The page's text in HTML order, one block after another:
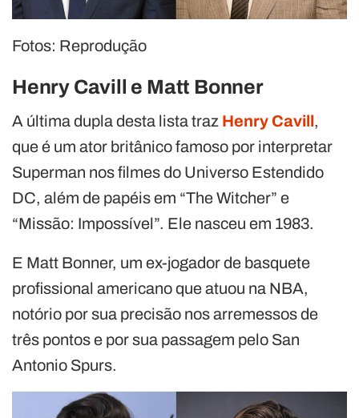
Fotos: Reprodução
Henry Cavill e Matt Bonner
A última dupla desta lista traz Henry Cavill,
que é um ator britânico famoso por interpretar
Superman nos filmes do Universo Estendido
DC, além de papéis em “The Witcher” e
“Missão: Impossível”. Ele nasceu em 1983.
E Matt Bonner, um ex-jogador de basquete
profissional americano que atuou na NBA,
notório por sua precisão nos arremessos de
três pontos e por sua passagem pelo San
Antonio Spurs.